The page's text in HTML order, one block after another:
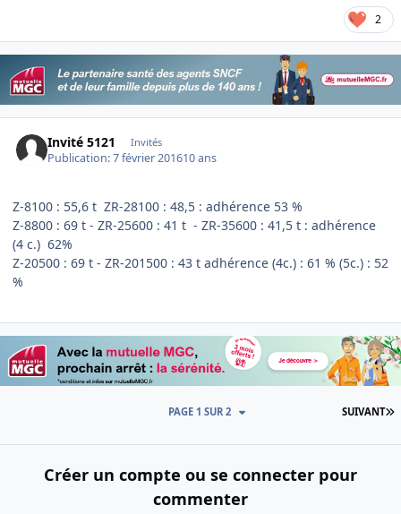
2
Invité 5121 Invités
Publication:7 février 201610 ans
Z-8100 : 55,6 t ZR-28100 : 48,5 : adhérence 53 %
Z-8800 : 69 t - ZR-25600 : 41 t - ZR-35600 : 41,5 t : adhérence
(4 c.) 62%
Z-20500 : 69 t - ZR-201500 : 43 t adhérence (4c.) : 61 % (5c.) : 52
%
SUIVANT
PAGE 1 SUR 2
Créer un compte ou se connecter pour
commenter